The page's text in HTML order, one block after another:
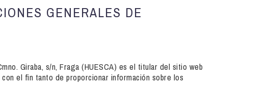
GENERALES DE
Giraba, s/n, Fraga (HUESCA) es el titular del sitio web
el fin tanto de proporcionar información sobre los